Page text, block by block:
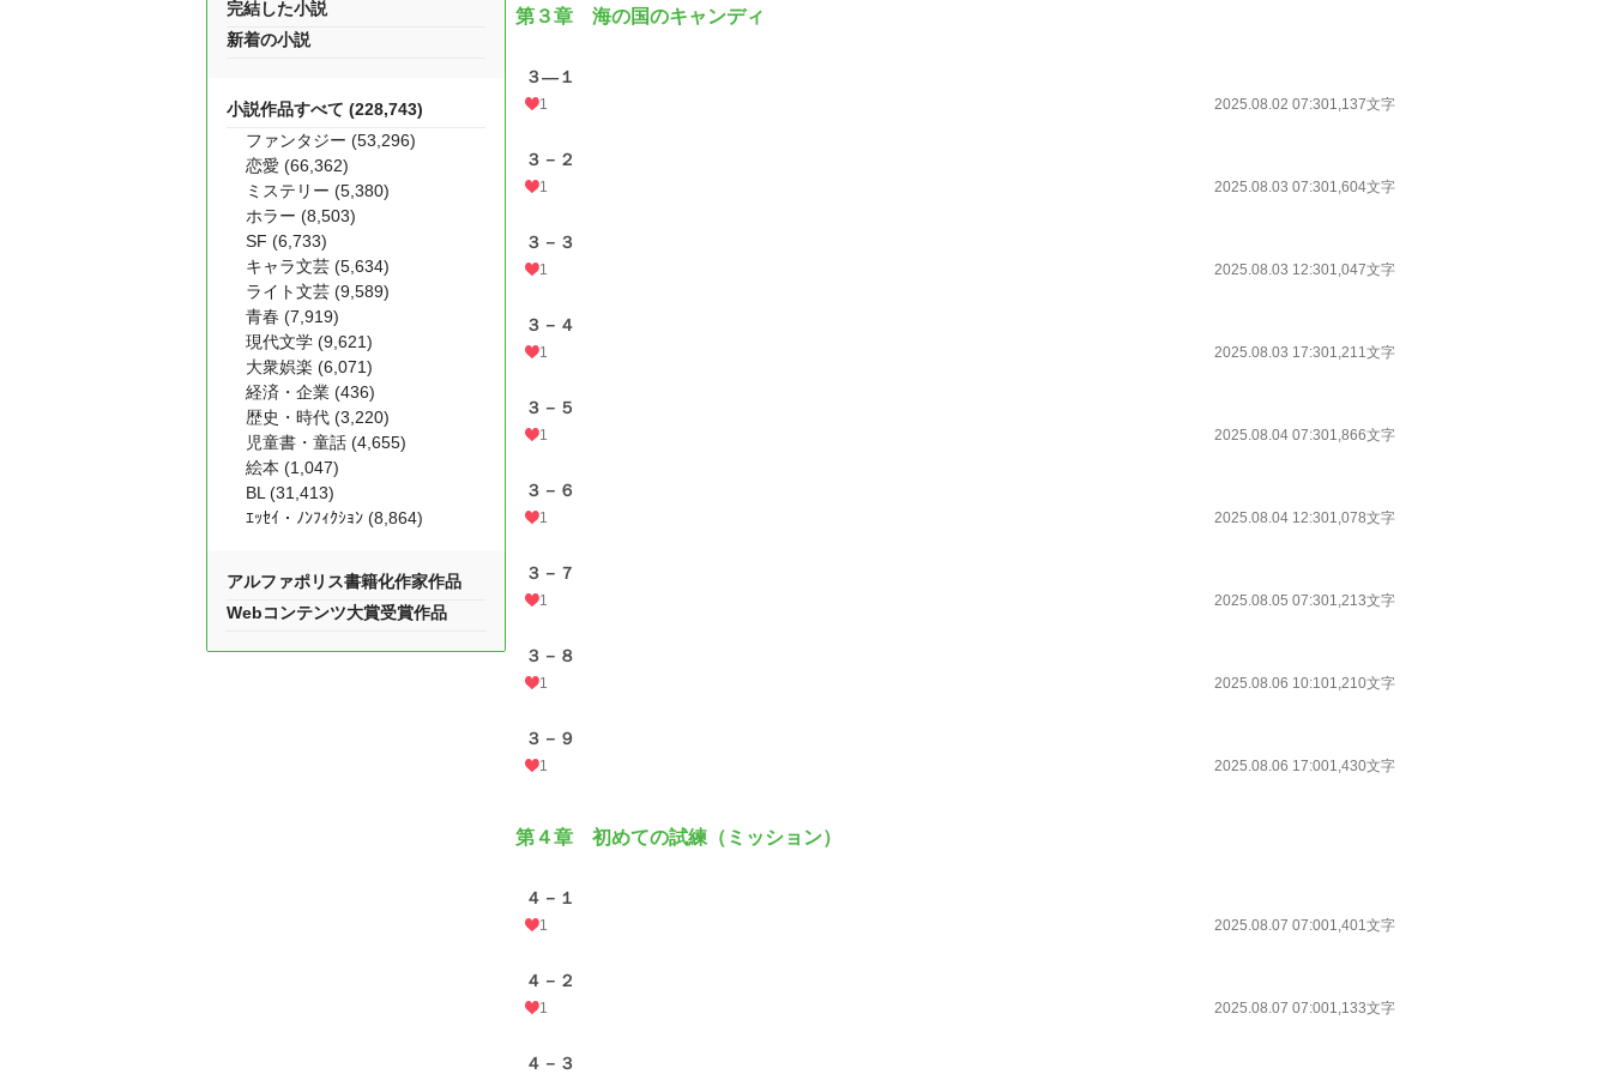
第３章 海の国のキャンディ
３—１
1 2025.08.02 07:301,137文字
３－２
1 2025.08.03 07:301,604文字
３－３
1 2025.08.03 12:301,047文字
３－４
1 2025.08.03 17:301,211文字
３－５
1 2025.08.04 07:301,866文字
３－６
1 2025.08.04 12:301,078文字
３－７
1 2025.08.05 07:301,213文字
３－８
1 2025.08.06 10:101,210文字
３－９
1 2025.08.06 17:001,430文字
第４章 初めての試練（ミッション）
４－１
1 2025.08.07 07:001,401文字
４－２
1 2025.08.07 07:001,133文字
４－３
完結した小説
新着の小説
小説作品すべて (228,743)
ファンタジー (53,296)
恋愛 (66,362)
ミステリー (5,380)
ホラー (8,503)
SF (6,733)
キャラ文芸 (5,634)
ライト文芸 (9,589)
青春 (7,919)
現代文学 (9,621)
大衆娯楽 (6,071)
経済・企業 (436)
歴史・時代 (3,220)
児童書・童話 (4,655)
絵本 (1,047)
BL (31,413)
ｴｯｾｲ・ﾉﾝﾌｨｸｼｮﾝ (8,864)
アルファポリス書籍化作家作品
Webコンテンツ大賞受賞作品